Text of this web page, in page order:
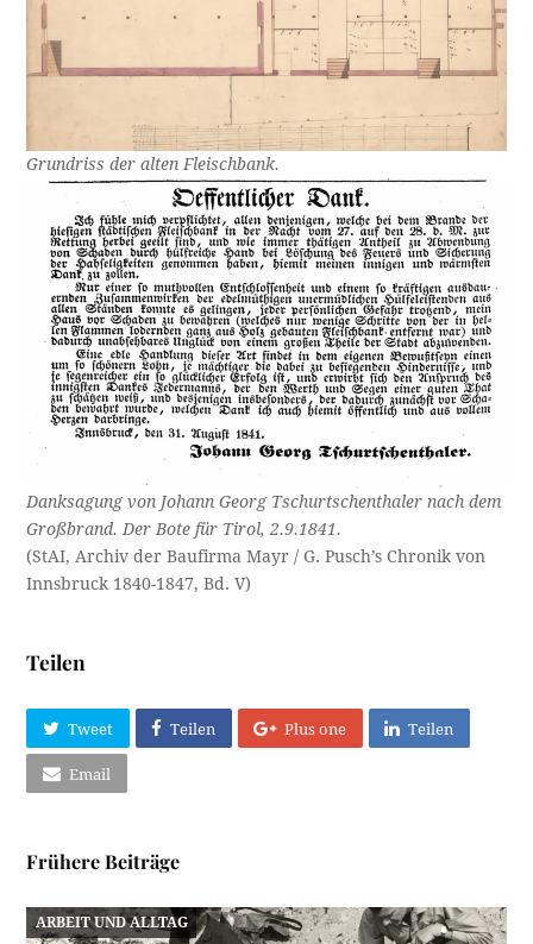
Grundriss der alten Fleischbank.
Danksagung von Johann Georg Tschurtschenthaler nach dem
Großbrand. Der Bote für Tirol, 2.9.1841.
(StAI, Archiv der Baufirma Mayr / G. Pusch’s Chronik von
Innsbruck 1840-1847, Bd. V)
Teilen
Tweet Teilen Plus one Teilen
Email
Frühere Beiträge
ARBEIT UND ALLTAG